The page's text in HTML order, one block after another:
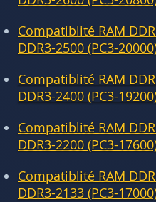
Compatiblité RAM
DDR3-2500 (PC3-
Compatiblité RAM
DDR3-2400 (PC3-
Compatiblité RAM
DDR3-2200 (PC3-
Compatiblité RAM
DDR3-2133 (PC3-